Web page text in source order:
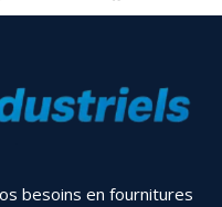
besoins en fournitures